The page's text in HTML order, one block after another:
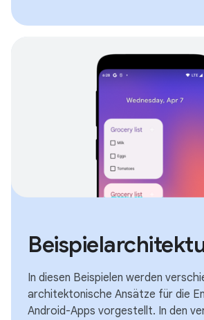
In diesen Beispielen werden
architektonische Ansätze für die
Android-Apps vorgestellt. In den